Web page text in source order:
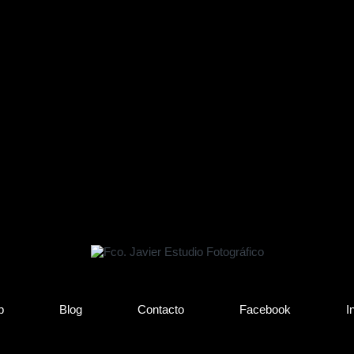
Blog Contacto Facebook